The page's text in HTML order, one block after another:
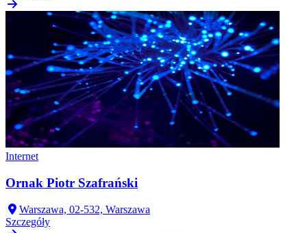
Internet
Ornak Piotr Szafrański
Warszawa, 02-532, Warszawa
Szczegóły